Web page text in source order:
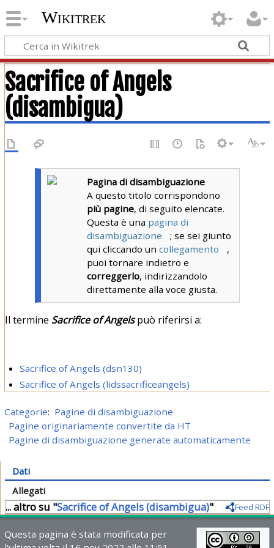
Wikitrek
Sacrifice of Angels
(disambigua)
Pagina di disambiguazione
A questo titolo corrispondono
più pagine, di seguito elencate.
Questa è una pagina di
disambiguazione
; se sei giunto
qui cliccando uncollegamento
,
puoi tornare indietro e
correggerlo, indirizzandolo
direttamente alla voce giusta.
Il termine Sacrifice of Angelspuò riferirsi a:
Sacrifice of Angels (dsn130)
Sacrifice of Angels (lidssacrificeangels)
Categorie: Pagine di disambiguazione
Pagine originariamente convertite da HT
Pagine di disambiguazione generate automaticamente
Dati
Allegati
... altro su "Sacrifice of Angels (disambigua)" Feed RDF
Questa pagina è stata modificata per